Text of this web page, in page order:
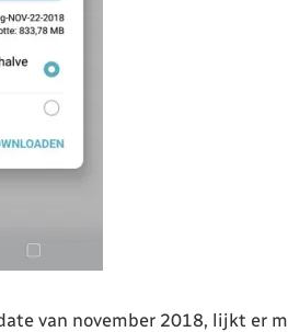
van november 2018, lijkt er